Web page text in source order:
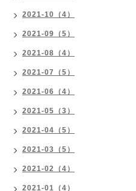
2021-10（4）
2021-09（5）
2021-08（4）
2021-07（5）
2021-06（4）
2021-05（3）
2021-04（5）
2021-03（5）
2021-02（4）
2021-01（4）